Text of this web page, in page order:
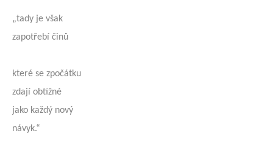
„tady je však
zapotřebí činů
které se zpočátku
zdají obtížné
jako každý nový
návyk.“